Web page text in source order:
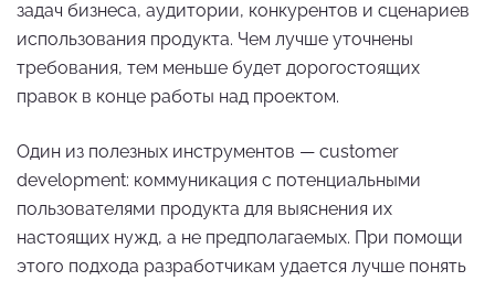
задач бизнеса, аудитории, конкурентов и сценариев
использования продукта. Чем лучше уточнены
требования, тем меньше будет дорогостоящих
правок в конце работы над проектом.
Один из полезных инструментов — customer
development: коммуникация с потенциальными
пользователями продукта для выяснения их
настоящих нужд, а не предполагаемых. При помощи
этого подхода разработчикам удается лучше понять